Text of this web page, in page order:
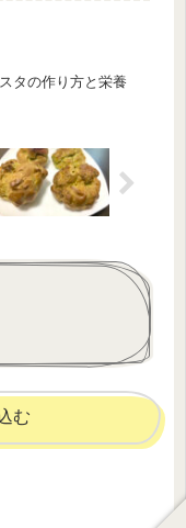
タの作り方と栄養
む